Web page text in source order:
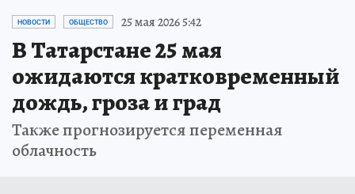
НОВОСТИ ОБЩЕСТВО 25 мая 2026 5:42
В Татарстане 25 мая
ожидаются кратковременный
дождь, гроза и град
Также прогнозируется переменная
облачность